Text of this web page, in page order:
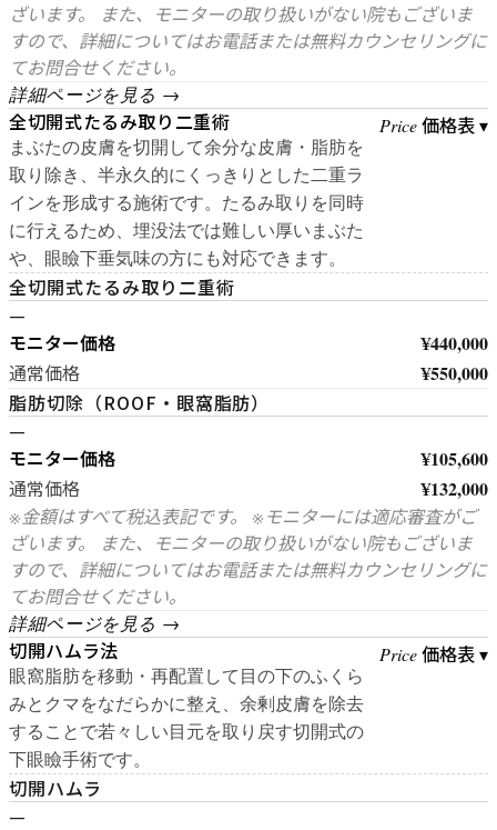
ざいます。 また、モニターの取り扱いがない院もございま
すので、詳細についてはお電話または無料カウンセリングに
てお問合せください。
詳細ページを見る →
全切開式たるみ取り二重術
まぶたの皮膚を切開して余分な皮膚・脂肪を
取り除き、半永久的にくっきりとした二重ラ
インを形成する施術です。たるみ取りを同時
に行えるため、埋没法では難しい厚いまぶた
や、眼瞼下垂気味の方にも対応できます。
Price価格表 ▾
全切開式たるみ取り二重術
—
モニター価格 ¥440,000
通常価格 ¥550,000
脂肪切除（ROOF・眼窩脂肪）
—
モニター価格 ¥105,600
通常価格 ¥132,000
※金額はすべて税込表記です。 ※モニターには適応審査がご
ざいます。 また、モニターの取り扱いがない院もございま
すので、詳細についてはお電話または無料カウンセリングに
てお問合せください。
詳細ページを見る →
切開ハムラ法
眼窩脂肪を移動・再配置して目の下のふくら
みとクマをなだらかに整え、余剰皮膚を除去
することで若々しい目元を取り戻す切開式の
下眼瞼手術です。
Price価格表 ▾
切開ハムラ
—